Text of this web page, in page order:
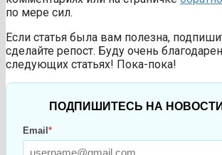
по мере сил.
Если статья была вам полезна,
сделайте репост. Буду очень
следующих статьях! Пока-пока!
ПОДПИШИТЕСЬ НА
Email *